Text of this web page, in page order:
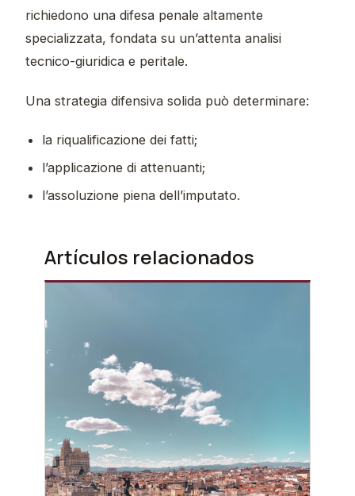
richiedono una difesa penale altamente
specializzata, fondata su un’attenta analisi
tecnico-giuridica e peritale.
Una strategia difensiva solida può determinare:
la riqualificazione dei fatti;
l’applicazione di attenuanti;
l’assoluzione piena dell’imputato.
Artículos relacionados